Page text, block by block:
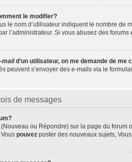
le modifier?
le nom d’utilisateur indiquent le nombre
l’administrateur. Si vous abusez des
maild’un utilisateur, on me demande de me
peuvent s’envoyer des e-mails via le
de messages
ou Répondre) sur la page du forum
pouvez poster des nouveaux sujets, Vous